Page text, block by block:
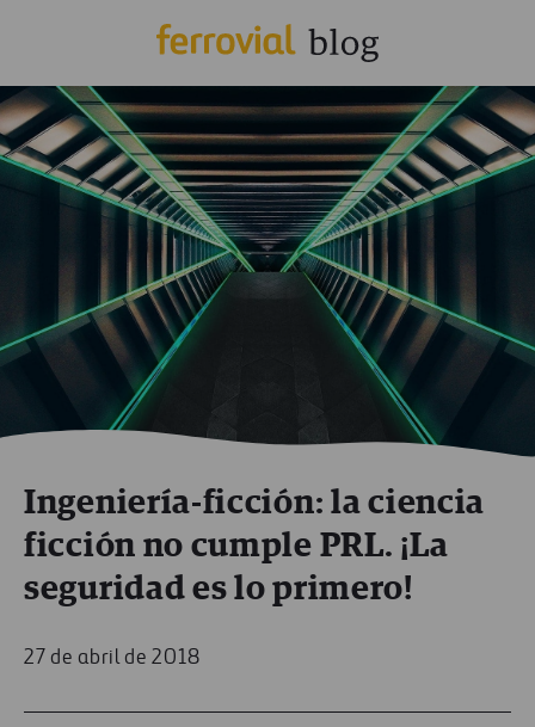
Ingeniería-ficción: la ciencia
ficción no cumple PRL. ¡La
seguridad es lo primero!
27 de abril de 2018